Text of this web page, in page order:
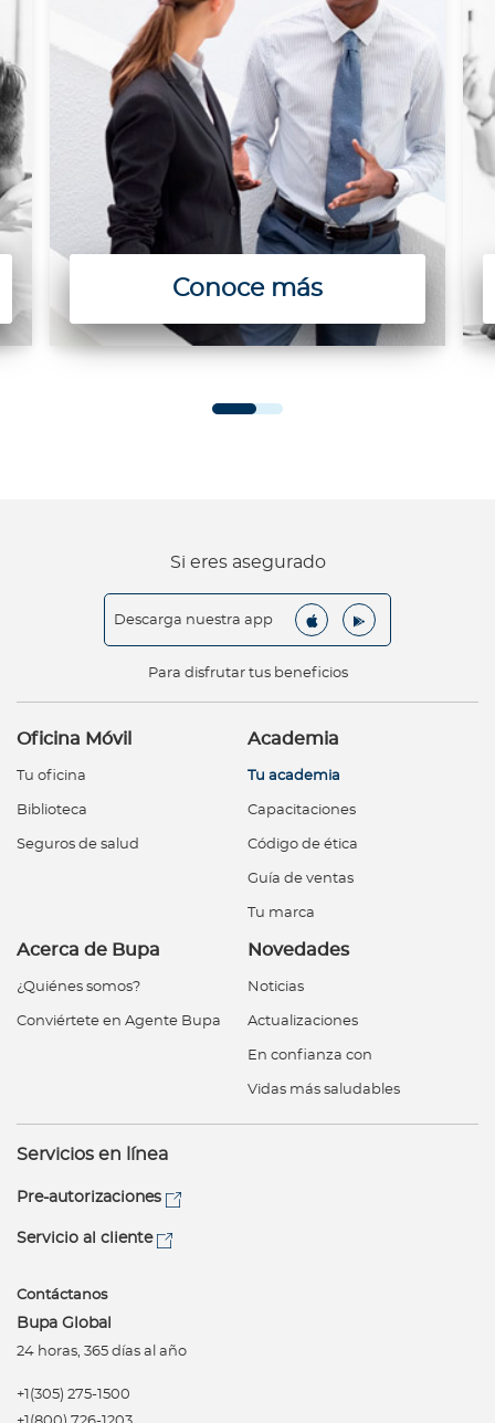
Conoce más
Si eres asegurado
Descarga nuestra app
Para disfrutar tus beneficios
Oficina Móvil
Tu oficina
Biblioteca
Seguros de salud
Academia
Tu academia
Capacitaciones
Código de ética
Guía de ventas
Tu marca
Acerca de Bupa
¿Quiénes somos?
Conviértete en Agente Bupa
Novedades
Noticias
Actualizaciones
En confianza con
Vidas más saludables
Servicios en línea
Pre-autorizaciones
Servicio al cliente
Contáctanos
Bupa Global
24 horas, 365 días al año
+1(305) 275-1500